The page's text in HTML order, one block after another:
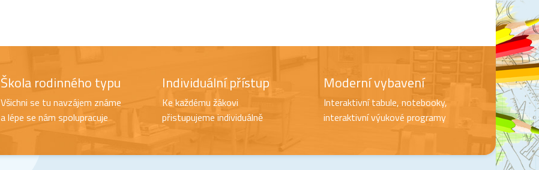
Škola rodinného typu
Všichni se tu navzájem známe
a lépe se nám spolupracuje
Individuální přístup
Ke každému žákovi
přistupujeme individuálně
Moderní vybavení
Interaktivní tabule, notebooky,
interaktivní výukové programy